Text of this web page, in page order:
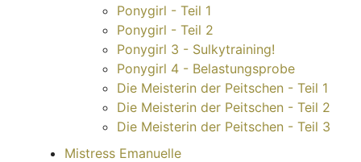
Ponygirl - Teil 1
Ponygirl - Teil 2
Ponygirl 3 - Sulkytraining!
Ponygirl 4 - Belastungsprobe
Die Meisterin der Peitschen - Teil 1
Die Meisterin der Peitschen - Teil 2
Die Meisterin der Peitschen - Teil 3
Mistress Emanuelle